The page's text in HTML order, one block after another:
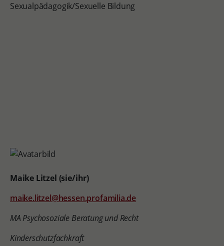
Sexualpädagogik/Sexuelle Bildung
Maike Litzel (sie/ihr)
maike.litzel@hessen.profamilia.de
MA Psychosoziale Beratung und Recht
Kinderschutzfachkraft